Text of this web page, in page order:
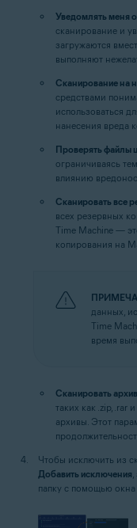
Уведомлять меня
сканирование и
загружаются
выполняют
Сканирование на
средствами
использоваться
нанесения вреда
Проверять файлы
ограничиваясь
влиянию
Сканировать все
всех резервных
Time Machine —
копирования на
данных,
Time
время
Сканировать
таких как .zip, .rar
архивы. Этот
Чтобы исключить из
Добавить исключения
папку с помощью